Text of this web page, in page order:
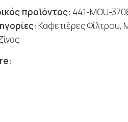
προϊόντος: 441-MOU-
Καφετιέρες Φίλτρου,